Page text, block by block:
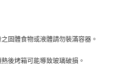
固體食物或液體請勿裝滿容器。
後烤箱可能導致玻璃破損。